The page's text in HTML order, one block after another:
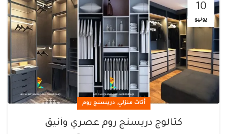
10
يونيو
أثاث منزلي, دريسنج روم
كتالوج دريسنج روم عصري وأنيق